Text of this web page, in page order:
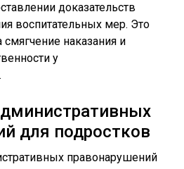
доказательств
воспитательных мер. Это
наказания и
у
для подростков